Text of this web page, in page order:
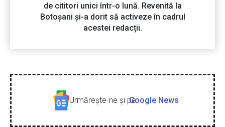
de cititori unici într-o lună. Revenită la
Botoșani și-a dorit să activeze în cadrul
acestei redacții.
Urmăreşte-ne şi peGoogle News